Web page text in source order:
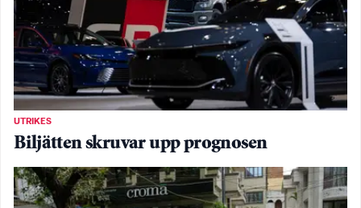
UTRIKES
Biljätten skruvar upp prognosen